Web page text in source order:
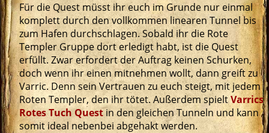
Für die Quest müsst ihr euch im Grunde nur einmal
komplett durch den vollkommen linearen Tunnel bis
zum Hafen durchschlagen. Sobald ihr die Rote
Templer Gruppe dort erledigt habt, ist die Quest
erfüllt. Zwar erfordert der Auftrag keinen Schurken,
doch wenn ihr einen mitnehmen wollt, dann greift zu
Varric. Denn sein Vertrauen zu euch steigt, mit jedem
Roten Templer, den ihr tötet. Außerdem spieltVarrics
Rotes Tuch Questin den gleichen Tunneln und kann
somit ideal nebenbei abgehakt werden.